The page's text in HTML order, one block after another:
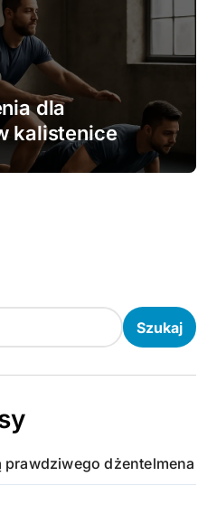
dla
kalistenice
Szukaj
dżentelmena